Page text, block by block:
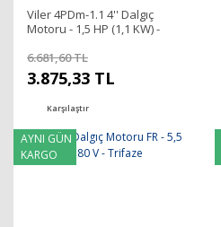
Viler 4PDm-1.1 4'' Dalgıç
Motoru - 1,5 HP (1,1 KW) -
6.681,60 TL
3.875,33 TL
Karşılaştır
AYNI GÜN
KARGO